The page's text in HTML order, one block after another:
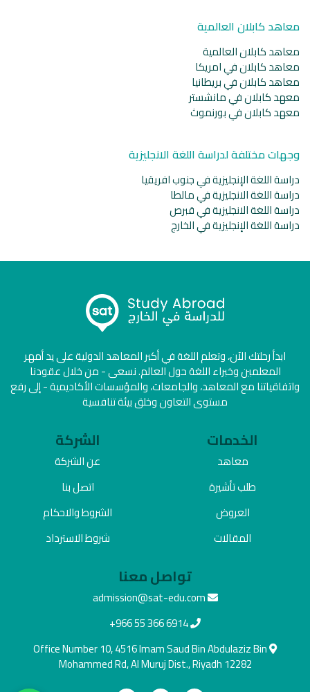
معاهد كابلان العالمية
معاهد كابلان العالمية
معاهد كابلان في امريكا
معاهد كابلان في بريطانيا
معهد كابلان في مانشستر
معهد كابلان في بورنموث
وجهات مختلفة لدراسة اللغة الانجليزية
دراسة اللغة الإنجليزية في جنوب افريقيا
دراسة اللغة الانجليزية في مالطا
دراسة اللغة الانجليزية في قبرص
دراسة اللغة الإنجليزية في الخارج
ابدأ رحلتك الآن، وتعلم اللغة في أكبر المعاهد الدولية على يد أمهر
المعلمين وخبراء اللغة حول العالم. نسعى - من خلال عقودنا
واتفاقياتنا مع المعاهد، والجامعات، والمؤسسات الأكاديمية - إلى رفع
مستوى التعاون وخلق بيئة تنافسية
الخدمات
معاهد
طلب تأشيرة
العروض
المقالات
الشركة
عن الشركة
اتصل بنا
الشروط والاحكام
شروط الاسترداد
تواصل معنا
admission@sat-edu.com
+966 55 366 6914
Office Number 10, 4516 Imam Saud Bin Abdulaziz Bin
Mohammed Rd, Al Muruj Dist., Riyadh 12282